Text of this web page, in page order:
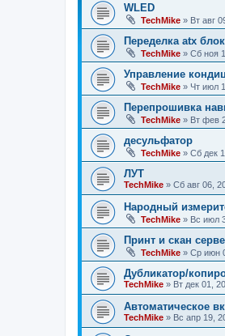
WLED
TechMike » Вт авг
Переделка atx
TechMike » Сб ноя
Управление
TechMike » Чт июл
Перепрошивка
TechMike » Вт фев
десульфатор
TechMike » Сб дек
ЛУТ
TechMike » Сб авг 06,
Народный
TechMike » Вс июл
Принт и скан
TechMike » Ср июн
Дубликатор/
TechMike » Вт дек 01,
Автоматическое
TechMike » Вс апр 19,